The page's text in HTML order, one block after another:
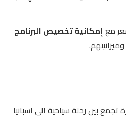
معإمكانية تخصيص البرنامج
بين رحلة سياحية الى اسبانيا